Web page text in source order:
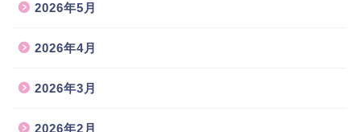
2026年5月
2026年4月
2026年3月
2026年2月